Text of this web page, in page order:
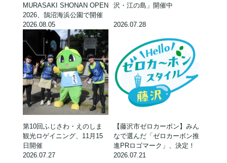
MURASAKI SHONAN OPEN
2026、鵠沼海浜公園で開催
2026.08.05
沢・江の島」開催中
2026.07.28
第10回ふじさわ・えのしま
観光ロゲイニング、11月15
日開催
2026.07.27
【藤沢市ゼロカーボン】みん
なで選んだ「ゼロカーボン推
進PRロゴマーク」、決定！
2026.07.21